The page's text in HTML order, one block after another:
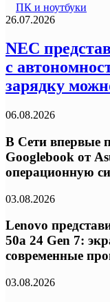
ПК и ноутбуки
26.07.2026
NEC
с
зарядку
06.08.2026
В Сети впервые
Googlebook от
операционную
03.08.2026
Lenovo
50a 24 Gen 7:
современные
03.08.2026